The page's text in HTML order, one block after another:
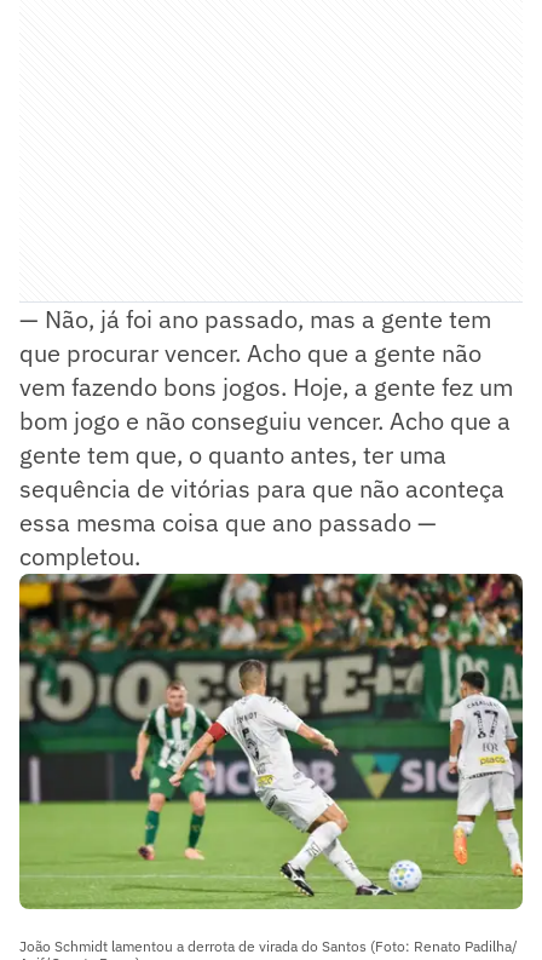
— Não, já foi ano passado, mas a gente tem
que procurar vencer. Acho que a gente não
vem fazendo bons jogos. Hoje, a gente fez um
bom jogo e não conseguiu vencer. Acho que a
gente tem que, o quanto antes, ter uma
sequência de vitórias para que não aconteça
essa mesma coisa que ano passado —
completou.
João Schmidt lamentou a derrota de virada do Santos (Foto: Renato Padilha/